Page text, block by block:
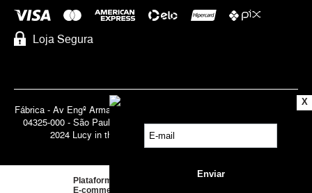
Loja Segura
Fábrica - Av Engº Armando de Arruda Pereira, 3888 - Jabaquara | Cep
04325-000 - São Paulo - SP - Brasil CNPJ 71.947.691/0001-83 | ©
2024 Lucy in the Sky | Todos os direitos reservados.
Plataforma de
E-commerce
X